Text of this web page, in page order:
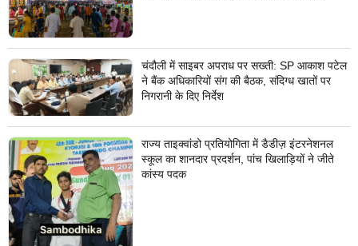
चंदौली में साइबर अपराध पर सख्ती: SP आकाश पटेल
ने बैंक अधिकारियों संग की बैठक, संदिग्ध खातों पर
निगरानी के दिए निर्देश
राज्य ताइक्वांडो प्रतियोगिता में डैडीज़ इंटरनेशनल
स्कूल का शानदार प्रदर्शन, पांच खिलाड़ियों ने जीते
कांस्य पदक